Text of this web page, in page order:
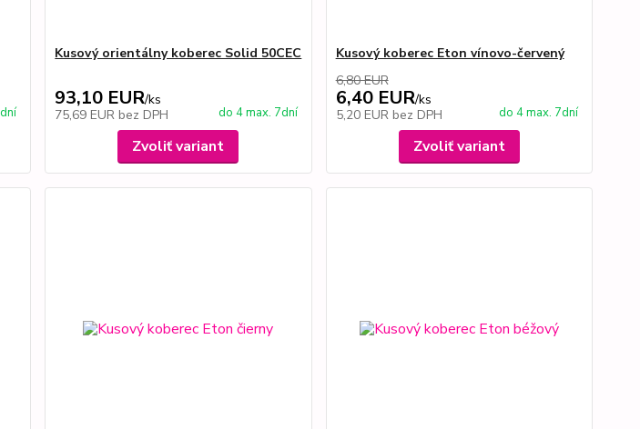
Kusový orientálny koberec Solid 50CEC
93,10 EUR/ks
75,69 EUR bez DPH do 4 max. 7dní
Zvoliť variant
Kusový koberec Eton vínovo-červený
6,80 EUR
6,40 EUR/ks
5,20 EUR bez DPH do 4 max. 7dní
Zvoliť variant